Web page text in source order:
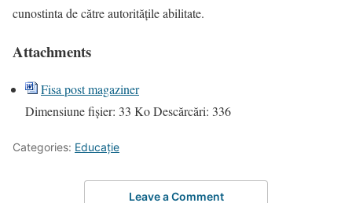
cunostinta de către autorităţile abilitate.
Attachments
Fisa post magaziner
Dimensiune fișier: 33 KoDescărcări: 336
Categories: Educație
Leave a Comment